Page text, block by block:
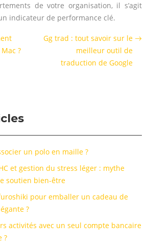
de votre organisation, il s’agit
indicateur de performance clé.
?
Gg trad : tout savoir sur le
meilleur outil de
traduction de Google
un polo en maille ?
et gestion du stress léger : mythe
soutien bien-être
pour emballer un cadeau de
?
activités avec un seul compte bancaire
?